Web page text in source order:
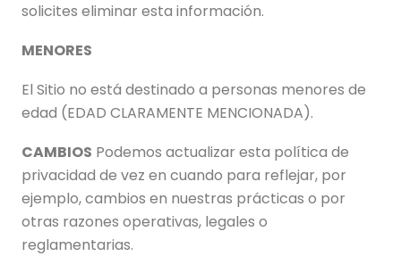
solicites eliminar esta información.
MENORES
El Sitio no está destinado a personas menores de
edad (EDAD CLARAMENTE MENCIONADA).
CAMBIOS Podemos actualizar esta política de
privacidad de vez en cuando para reflejar, por
ejemplo, cambios en nuestras prácticas o por
otras razones operativas, legales o
reglamentarias.